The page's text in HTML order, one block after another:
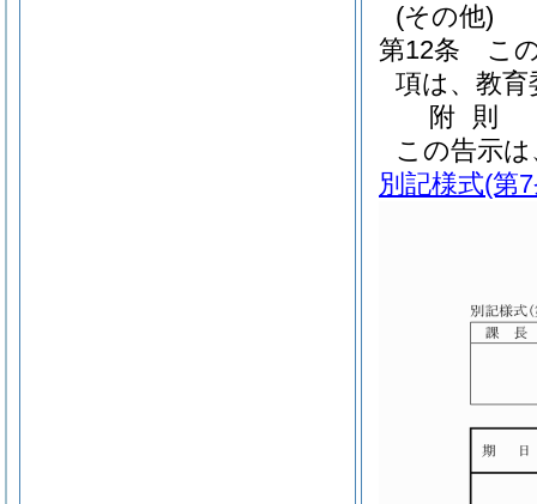
(その他)
第12条
こ
項は、教
附 則
この告示
別記様式(第